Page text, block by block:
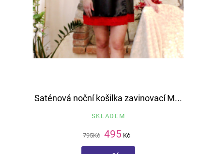
Saténová noční košilka zavinovací M...
SKLADEM
795Kč 495 Kč